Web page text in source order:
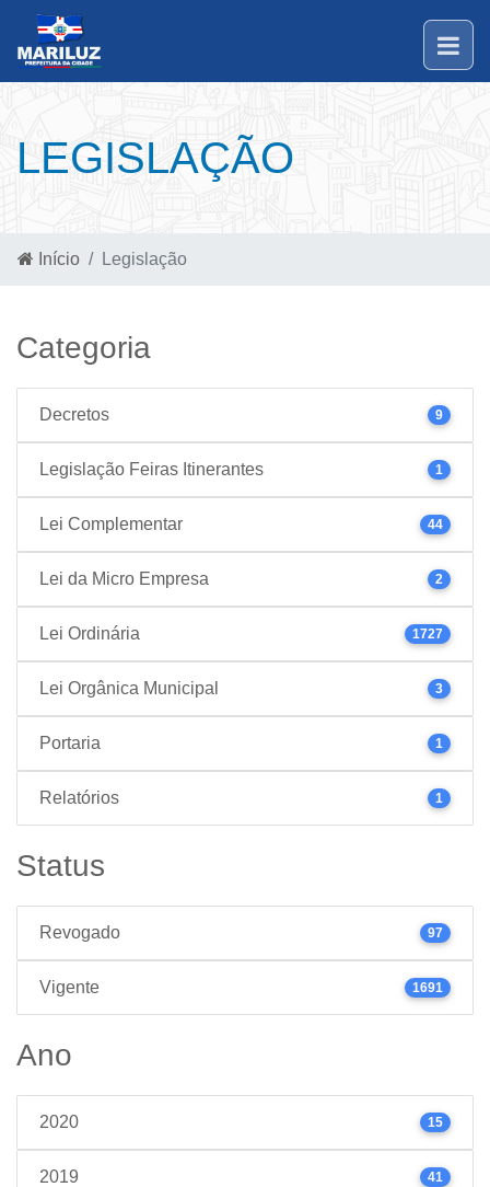
LEGISLAÇÃO
Início Legislação
Categoria
Decretos 9
Legislação Feiras Itinerantes 1
Lei Complementar 44
Lei da Micro Empresa 2
Lei Ordinária 1727
Lei Orgânica Municipal 3
Portaria 1
Relatórios 1
Status
Revogado 97
Vigente 1691
Ano
2020 15
2019 41